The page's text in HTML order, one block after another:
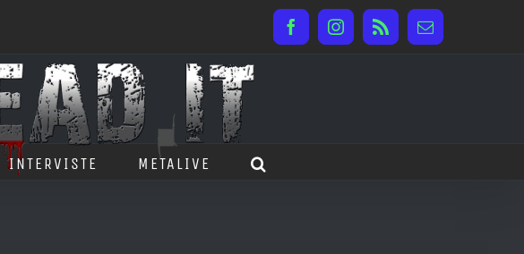
FacebookInstagram
Rss Email
INTERVISTE METALIVE